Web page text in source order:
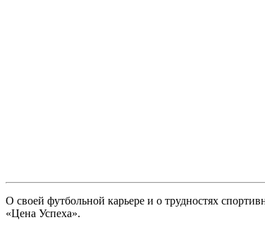
О своей футбольной карьере и о трудностях
«Цена Успеха».